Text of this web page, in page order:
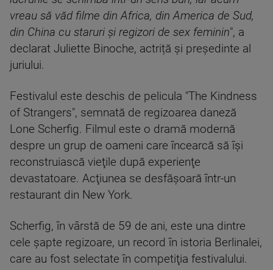
vreau să văd filme din Africa, din America de Sud,
din China cu staruri şi regizori de sex feminin", a
declarat Juliette Binoche, actriță și președinte al
juriului.
Festivalul este deschis de pelicula "The Kindness
of Strangers", semnată de regizoarea daneză
Lone Scherfig. Filmul este o dramă modernă
despre un grup de oameni care încearcă să îşi
reconstruiască vieţile după experienţe
devastatoare. Acţiunea se desfăşoară într-un
restaurant din New York.
Scherfig, în vârstă de 59 de ani, este una dintre
cele şapte regizoare, un record în istoria Berlinalei,
care au fost selectate în competiţia festivalului.